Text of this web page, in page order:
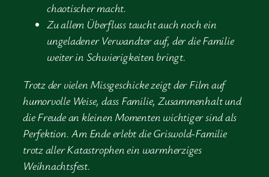
chaotischer macht.
Zu allem Überfluss taucht auch noch ein
ungeladener Verwandter auf, der die Familie
weiter in Schwierigkeiten bringt.
Trotz der vielen Missgeschicke zeigt der Film auf
humorvolle Weise, dass Familie, Zusammenhalt und
die Freude an kleinen Momenten wichtiger sind als
Perfektion. Am Ende erlebt die Griswold-Familie
trotz aller Katastrophen ein warmherziges
Weihnachtsfest.